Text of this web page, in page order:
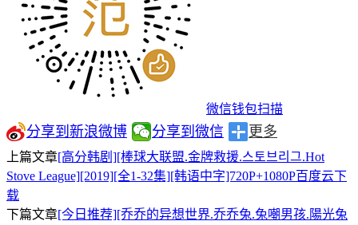
微信钱包扫描
分享到新浪微博 分享到微信 更多
上篇文章[高分韩剧][棒球大联盟.金牌救援.스토브리그.Hot
Stove League][2019][全1-32集][韩语中字]720P+1080P百度云下
载
下篇文章[今日推荐][乔乔的异想世界.乔乔兔.兔嘲男孩.陽光兔